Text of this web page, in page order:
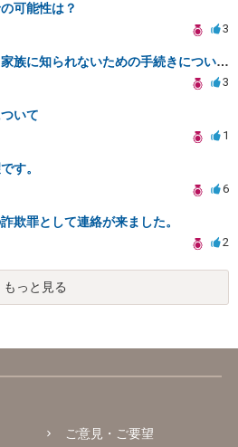
可能性は？
3
書類送検後の対応と家族に知られないための手続きについて相談
3
いて
1
す。
6
欺罪として連絡が来ました。
2
もっと見る
ご意見・ご要望